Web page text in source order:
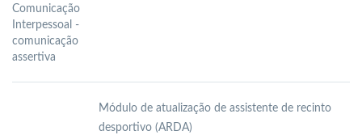
Módulo de atualização de assistente de recinto
desportivo (ARDA)